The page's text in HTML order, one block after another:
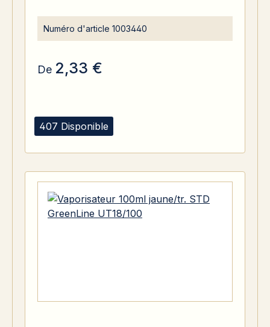
407 Disponible
Numéro d'article 1003440
De 2,33 €